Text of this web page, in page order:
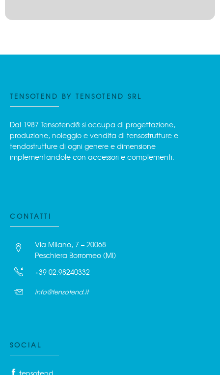
TENSOTEND BY TENSOTEND SRL
Dal 1987 Tensotend® si occupa di progettazione,
produzione, noleggio e vendita di tensostrutture e
tendostrutture di ogni genere e dimensione
implementandole con accessori e complementi.
CONTATTI
Via Milano, 7 – 20068
Peschiera Borromeo (MI)
+39 02.98240332
info@tensotend.it
SOCIAL
tensotend